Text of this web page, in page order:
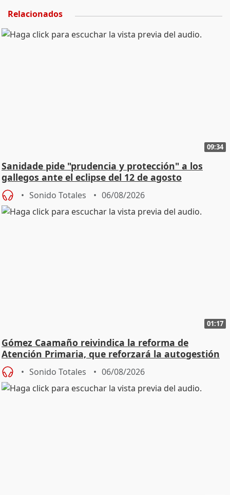
Relacionados
09:34
Sanidade pide "prudencia y protección" a los
gallegos ante el eclipse del 12 de agosto
Sonido Totales 06/08/2026
01:17
Gómez Caamaño reivindica la reforma de
Atención Primaria, que reforzará la autogestión
Sonido Totales 06/08/2026